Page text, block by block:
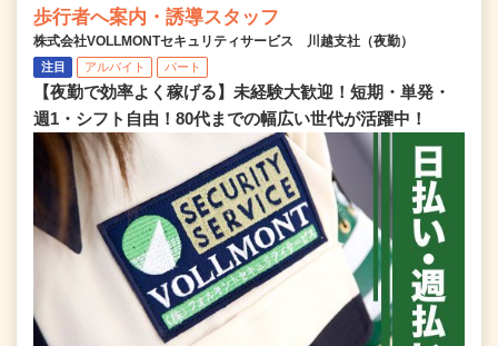
歩行者へ案内・誘導スタッフ
株式会社VOLLMONTセキュリティサービス 川越支社（夜勤）
注目 アルバイト パート
【夜勤で効率よく稼げる】未経験大歓迎！短期・単発・
週1・シフト自由！80代までの幅広い世代が活躍中！